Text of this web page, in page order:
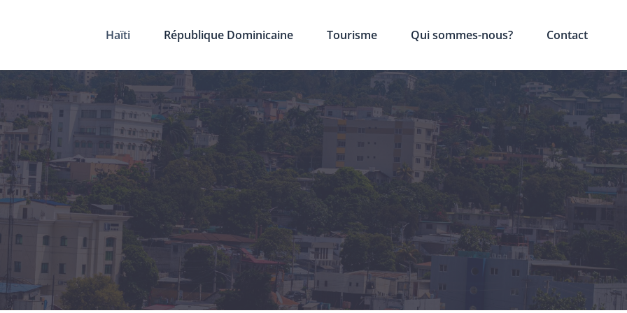
Haïti République Dominicaine Tourisme Qui sommes-nous? Contact